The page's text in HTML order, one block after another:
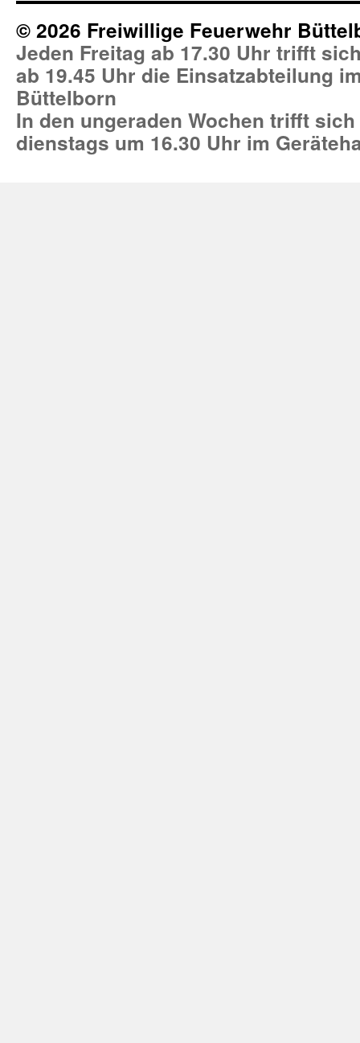
© 2026 Freiwillige Feuerwehr
Jeden Freitag ab 17.30 Uhr trifft
ab 19.45 Uhr die Einsatzabteilung
Büttelborn
In den ungeraden Wochen trifft
dienstags um 16.30 Uhr im